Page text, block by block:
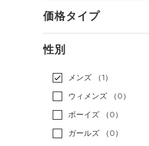
価格タイプ
性別
メンズ
（1）
ウィメンズ
（0）
ボーイズ
（0）
ガールズ
（0）